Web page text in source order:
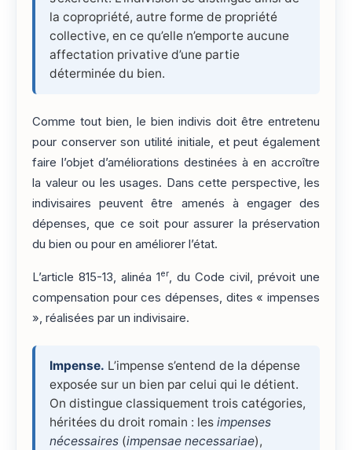
la copropriété, autre forme de propriété
collective, en ce qu’elle n’emporte aucune
affectation privative d’une partie
déterminée du bien.
Comme tout bien, le bien indivis doit être entretenu
pour conserver son utilité initiale, et peut également
faire l’objet d’améliorations destinées à en accroître
la valeur ou les usages. Dans cette perspective, les
indivisaires peuvent être amenés à engager des
dépenses, que ce soit pour assurer la préservation
du bien ou pour en améliorer l’état.
L’article 815-13, alinéa 1er, du Code civil, prévoit une
compensation pour ces dépenses, dites « impenses
», réalisées par un indivisaire.
Impense. L’impense s’entend de la dépense
exposée sur un bien par celui qui le détient.
On distingue classiquement trois catégories,
héritées du droit romain : les impenses
nécessaires (impensae necessariae),